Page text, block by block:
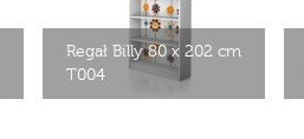
Regał Billy 80 x 202 cm
T004